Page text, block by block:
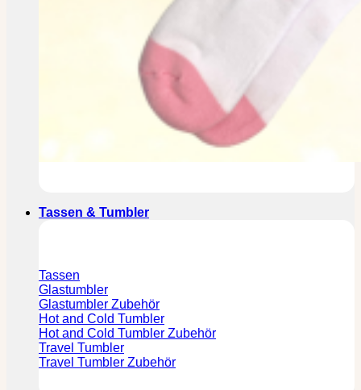
Tassen & Tumbler
Tassen
Glastumbler
Glastumbler Zubehör
Hot and Cold Tumbler
Hot and Cold Tumbler Zubehör
Travel Tumbler
Travel Tumbler Zubehör